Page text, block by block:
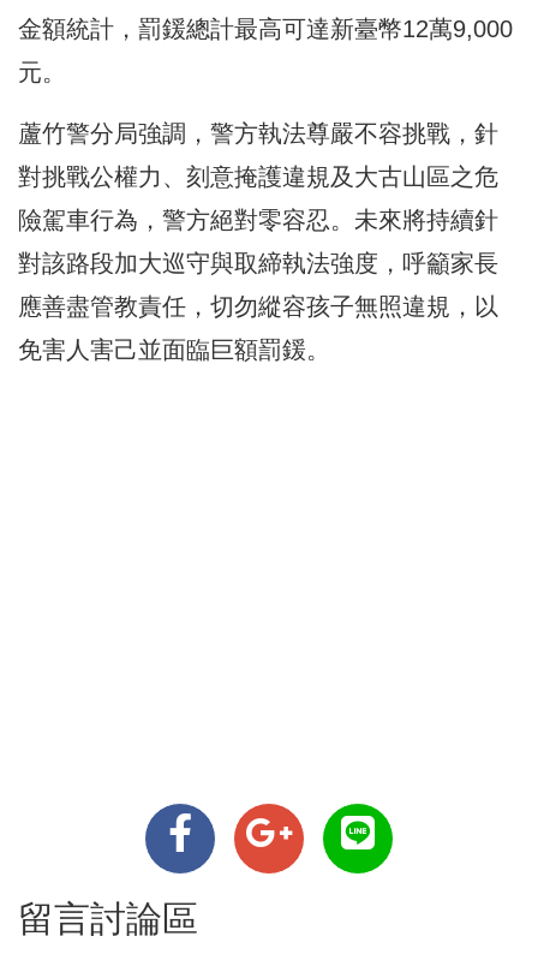
金額統計，罰鍰總計最高可達新臺幣12萬9,000
元。
蘆竹警分局強調，警方執法尊嚴不容挑戰，針
對挑戰公權力、刻意掩護違規及大古山區之危
險駕車行為，警方絕對零容忍。未來將持續針
對該路段加大巡守與取締執法強度，呼籲家長
應善盡管教責任，切勿縱容孩子無照違規，以
免害人害己並面臨巨額罰鍰。
留言討論區